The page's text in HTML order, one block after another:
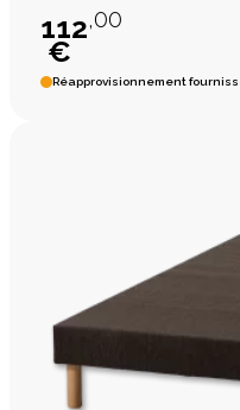
112,00
€
Réapprovisionnement